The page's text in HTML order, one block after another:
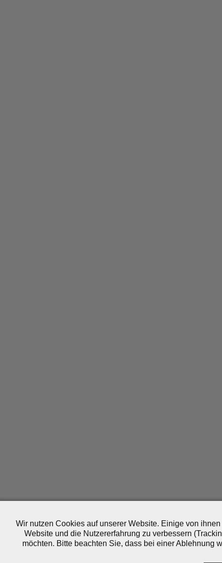
Wir nutzen Cookies auf unserer Website. Einige von
Website und die Nutzererfahrung zu verbessern
möchten. Bitte beachten Sie, dass bei einer Ablehnung